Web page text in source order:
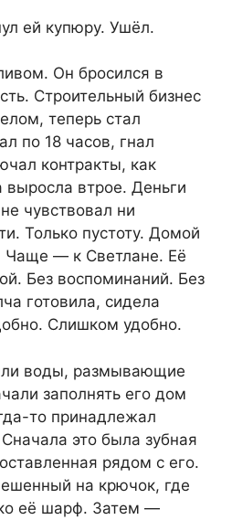
ей купюру. Ушёл.
Он бросился в
Строительный бизнес
теперь стал
по 18 часов, гнал
контракты, как
втрое. Деньги
чувствовал ни
Только пустоту. Домой
Чаще — к Светлане. Её
Без воспоминаний. Без
готовила, сидела
Слишком удобно.
воды, размывающие
заполнять его дом
то принадлежал
это была зубная
рядом с его.
на крючок, где
её шарф. Затем —